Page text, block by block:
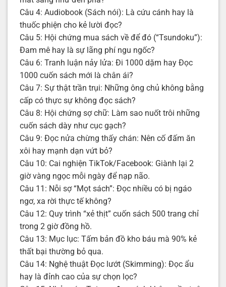
Câu 4: Audiobook (Sách nói): Là cứu cánh hay là
thuốc phiện cho kẻ lười đọc?
Câu 5: Hội chứng mua sách về để đó (“Tsundoku”):
Đam mê hay là sự lãng phí ngu ngốc?
Câu 6: Tranh luận nảy lửa: Đi 1000 dặm hay Đọc
1000 cuốn sách mới là chân ái?
Câu 7: Sự thật trần trụi: Những ông chủ không bằng
cấp có thực sự không đọc sách?
Câu 8: Hội chứng sợ chữ: Làm sao nuốt trôi những
cuốn sách dày như cục gạch?
Câu 9: Đọc nửa chừng thấy chán: Nên cố đấm ăn
xôi hay mạnh dạn vứt bỏ?
Câu 10: Cai nghiện TikTok/Facebook: Giành lại 2
giờ vàng ngọc mỗi ngày để nạp não.
Câu 11: Nỗi sợ “Mọt sách”: Đọc nhiều có bị ngáo
ngơ, xa rời thực tế không?
Câu 12: Quy trình “xẻ thịt” cuốn sách 500 trang chỉ
trong 2 giờ đồng hồ.
Câu 13: Mục lục: Tấm bản đồ kho báu mà 90% kẻ
thất bại thường bỏ qua.
Câu 14: Nghệ thuật Đọc lướt (Skimming): Đọc ẩu
hay là đỉnh cao của sự chọn lọc?